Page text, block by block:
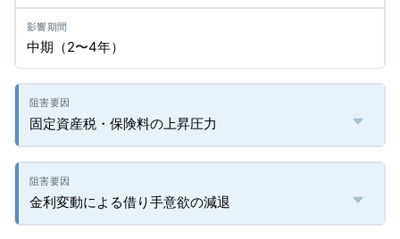
中期（2〜4年）
固定資産税・保険料の上昇圧力
金利変動による借り手意欲の減退